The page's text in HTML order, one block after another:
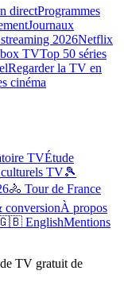
directProgrammes
Journaux
2026Netflix
TVTop 50 séries
Regarder la TV en
cinéma
TVÉtude
TV🎾
🚴 Tour de France
À propos
EnglishMentions
TV gratuit de